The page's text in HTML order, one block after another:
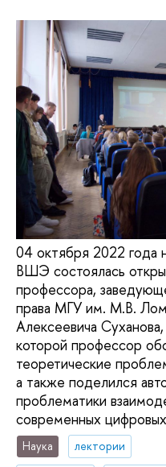
04 октября 2022 года
ВШЭ состоялась
профессора,
права МГУ им. М.В.
Алексеевича
которой профессор
теоретические
а также поделился
проблематики
современных
Наука
лектории